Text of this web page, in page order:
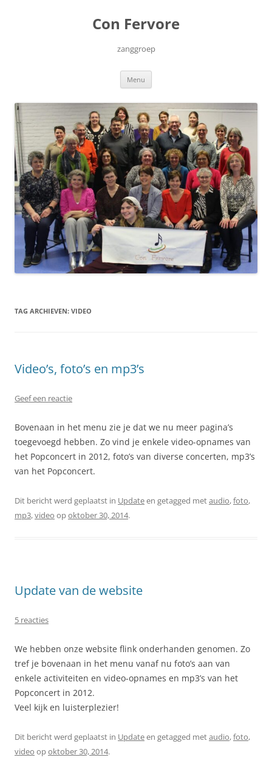
Con Fervore
zanggroep
Menu
TAG ARCHIEVEN: VIDEO
Video’s, foto’s en mp3’s
Geef een reactie
Bovenaan in het menu zie je dat we nu meer pagina’s
toegevoegd hebben. Zo vind je enkele video-opnames van
het Popconcert in 2012, foto’s van diverse concerten, mp3’s
van het Popconcert.
Dit bericht werd geplaatst in Updateen getagged metaudio,foto,
mp3,video opoktober 30, 2014.
Update van de website
5 reacties
We hebben onze website flink onderhanden genomen. Zo
tref je bovenaan in het menu vanaf nu foto’s aan van
enkele activiteiten en video-opnames en mp3’s van het
Popconcert in 2012.
Veel kijk en luisterplezier!
Dit bericht werd geplaatst in Updateen getagged metaudio,foto,
video opoktober 30, 2014.